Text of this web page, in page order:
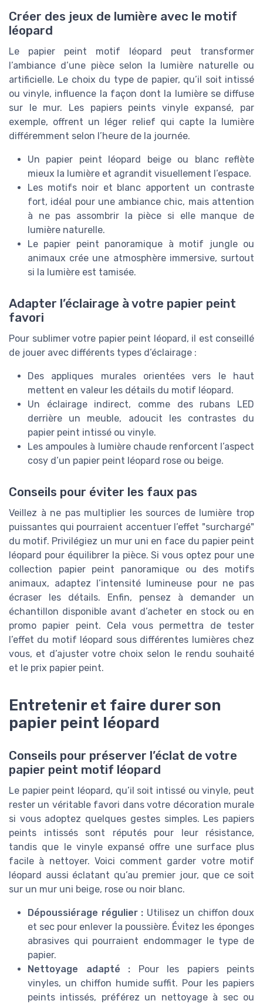
Créer des jeux de lumière avec le motif
léopard
Le papier peint motif léopard peut transformer
l’ambiance d’une pièce selon la lumière naturelle ou
artificielle. Le choix du type de papier, qu’il soit intissé
ou vinyle, influence la façon dont la lumière se diffuse
sur le mur. Les papiers peints vinyle expansé, par
exemple, offrent un léger relief qui capte la lumière
différemment selon l’heure de la journée.
Un papier peint léopard beige ou blanc reflète
mieux la lumière et agrandit visuellement l’espace.
Les motifs noir et blanc apportent un contraste
fort, idéal pour une ambiance chic, mais attention
à ne pas assombrir la pièce si elle manque de
lumière naturelle.
Le papier peint panoramique à motif jungle ou
animaux crée une atmosphère immersive, surtout
si la lumière est tamisée.
Adapter l’éclairage à votre papier peint
favori
Pour sublimer votre papier peint léopard, il est conseillé
de jouer avec différents types d’éclairage :
Des appliques murales orientées vers le haut
mettent en valeur les détails du motif léopard.
Un éclairage indirect, comme des rubans LED
derrière un meuble, adoucit les contrastes du
papier peint intissé ou vinyle.
Les ampoules à lumière chaude renforcent l’aspect
cosy d’un papier peint léopard rose ou beige.
Conseils pour éviter les faux pas
Veillez à ne pas multiplier les sources de lumière trop
puissantes qui pourraient accentuer l’effet "surchargé"
du motif. Privilégiez un mur uni en face du papier peint
léopard pour équilibrer la pièce. Si vous optez pour une
collection papier peint panoramique ou des motifs
animaux, adaptez l’intensité lumineuse pour ne pas
écraser les détails. Enfin, pensez à demander un
échantillon disponible avant d’acheter en stock ou en
promo papier peint. Cela vous permettra de tester
l’effet du motif léopard sous différentes lumières chez
vous, et d’ajuster votre choix selon le rendu souhaité
et le prix papier peint.
Entretenir et faire durer son
papier peint léopard
Conseils pour préserver l’éclat de votre
papier peint motif léopard
Le papier peint léopard, qu’il soit intissé ou vinyle, peut
rester un véritable favori dans votre décoration murale
si vous adoptez quelques gestes simples. Les papiers
peints intissés sont réputés pour leur résistance,
tandis que le vinyle expansé offre une surface plus
facile à nettoyer. Voici comment garder votre motif
léopard aussi éclatant qu’au premier jour, que ce soit
sur un mur uni beige, rose ou noir blanc.
Dépoussiérage régulier : Utilisez un chiffon doux
et sec pour enlever la poussière. Évitez les éponges
abrasives qui pourraient endommager le type de
papier.
Nettoyage adapté : Pour les papiers peints
vinyles, un chiffon humide suffit. Pour les papiers
peints intissés, préférez un nettoyage à sec ou